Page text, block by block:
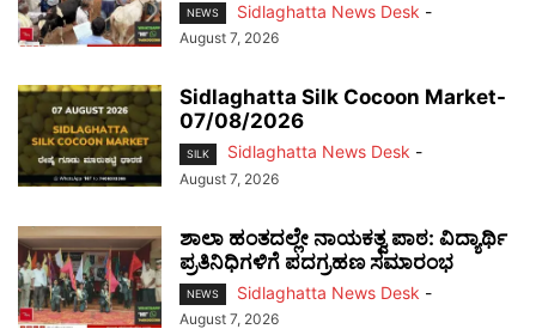
NEWS Sidlaghatta News Desk -
August 7, 2026
Sidlaghatta Silk Cocoon Market-
07/08/2026
SILK Sidlaghatta News Desk -
August 7, 2026
ಶಾಲಾ ಹಂತದಲ್ಲೇ ನಾಯಕತ್ವ ಪಾಠ: ವಿದ್ಯಾರ್ಥಿ
ಪ್ರತಿನಿಧಿಗಳಿಗೆ ಪದಗ್ರಹಣ ಸಮಾರಂಭ
NEWS Sidlaghatta News Desk -
August 7, 2026